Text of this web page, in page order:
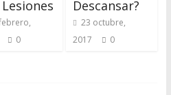
Lesiones
0
Descansar?
23 octubre,
2017
0